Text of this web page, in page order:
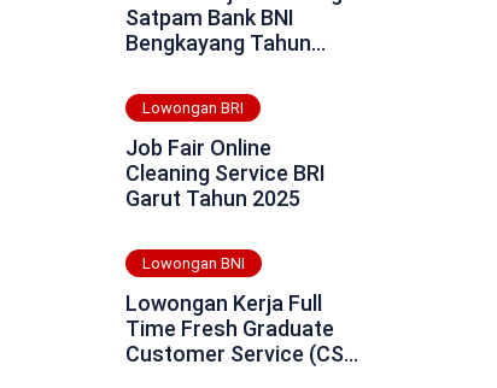
Satpam Bank BNI
Bengkayang Tahun
Lowongan BRI
Job Fair Online
Cleaning Service BRI
Garut Tahun 2025
Lowongan BNI
Lowongan Kerja Full
Time Fresh Graduate
Customer Service (CS)